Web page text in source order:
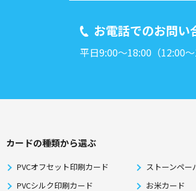
お電話でのお問い
平日9:00～18:00（12:00～
カードの種類から選ぶ
PVCオフセット印刷カード
PVCシルク印刷カード
ストーンペー
お米カード